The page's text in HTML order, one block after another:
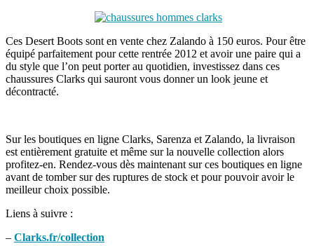
Ces Desert Boots sont en vente chez Zalando à 150 euros. Pour être
équipé parfaitement pour cette rentrée 2012 et avoir une paire qui a
du style que l’on peut porter au quotidien, investissez dans ces
chaussures Clarks qui sauront vous donner un look jeune et
décontracté.
Sur les boutiques en ligne Clarks, Sarenza et Zalando, la livraison
est entièrement gratuite et même sur la nouvelle collection alors
profitez-en. Rendez-vous dès maintenant sur ces boutiques en ligne
avant de tomber sur des ruptures de stock et pour pouvoir avoir le
meilleur choix possible.
Liens à suivre :
– Clarks.fr/collection